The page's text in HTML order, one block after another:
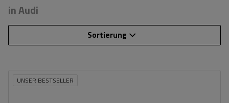
in Audi
Sortierung
UNSER BESTSELLER